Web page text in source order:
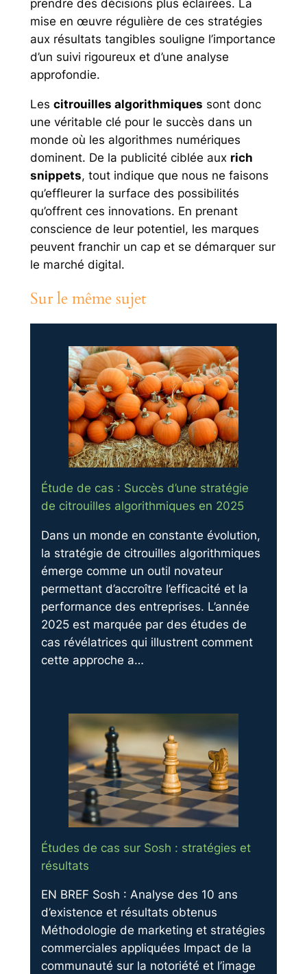
prendre des décisions plus éclairées. La
mise en œuvre régulière de ces stratégies
aux résultats tangibles souligne l’importance
d’un suivi rigoureux et d’une analyse
approfondie.
Les citrouilles algorithmiques sont donc
une véritable clé pour le succès dans un
monde où les algorithmes numériques
dominent. De la publicité ciblée aux rich
snippets, tout indique que nous ne faisons
qu’effleurer la surface des possibilités
qu’offrent ces innovations. En prenant
conscience de leur potentiel, les marques
peuvent franchir un cap et se démarquer sur
le marché digital.
Sur le même sujet
Étude de cas : Succès d’une stratégie
de citrouilles algorithmiques en 2025
Dans un monde en constante évolution,
la stratégie de citrouilles algorithmiques
émerge comme un outil novateur
permettant d’accroître l’efficacité et la
performance des entreprises. L’année
2025 est marquée par des études de
cas révélatrices qui illustrent comment
cette approche a…
Études de cas sur Sosh : stratégies et
résultats
EN BREF Sosh : Analyse des 10 ans
d’existence et résultats obtenus
Méthodologie de marketing et stratégies
commerciales appliquées Impact de la
communauté sur la notoriété et l’image